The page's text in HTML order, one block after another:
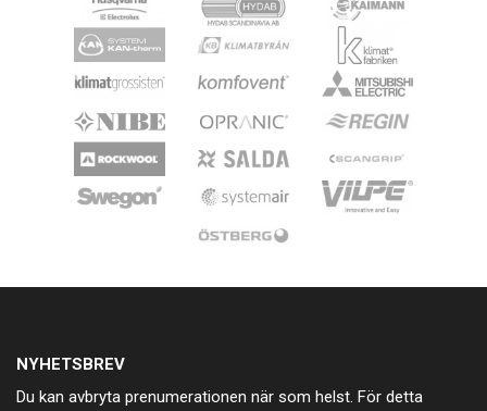
NYHETSBREV
Du kan avbryta prenumerationen när som helst. För detta